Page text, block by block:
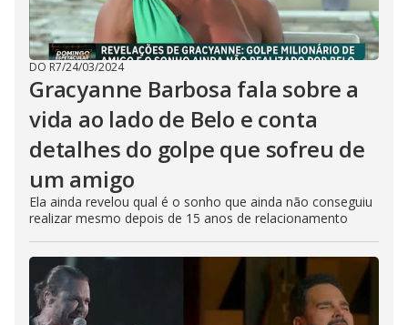
DO R7/24/03/2024
Gracyanne Barbosa fala sobre a
vida ao lado de Belo e conta
detalhes do golpe que sofreu de
um amigo
Ela ainda revelou qual é o sonho que ainda não conseguiu
realizar mesmo depois de 15 anos de relacionamento